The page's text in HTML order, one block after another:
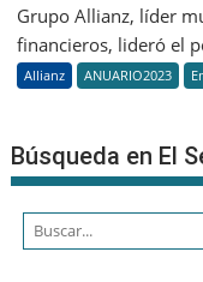
#1
del
un
Grupo Allianz, líder
financieros, lideró el
Allianz ANUARIO2023
Búsqueda en El